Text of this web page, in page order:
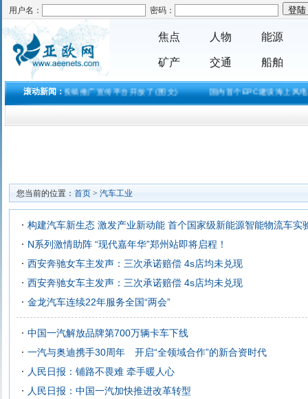
用户名： 密码：
焦点 人物 能源
矿产 交通 船舶
滚动新闻：
低投入自助投稿推广宣传平台开放了 (图文) 国内首个EPC建设海上风电
您当前的位置： 首页> 汽车工业
构建汽车新生态 激发产业新动能 首个国家级新能源智能物流车实
N系列激情助阵 “现代嘉年华”郑州站即将启程！
西安奔驰女车主发声：三次承诺赔偿 4s店均未兑现
西安奔驰女车主发声：三次承诺赔偿 4s店均未兑现
金龙汽车连续22年服务全国“两会”
中国一汽解放品牌第700万辆卡车下线
一汽与奥迪携手30周年 开启“全领域合作”的新合资时代
人民日报：铺路不畏难 牵手暖人心
人民日报：中国一汽加快推进改革转型